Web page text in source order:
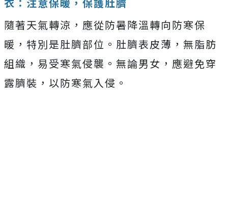
隨著天氣轉涼，應從防暑降溫轉向防寒保
暖，特別是肚臍部位。肚臍表皮薄，無脂肪
組織，易受寒氣侵襲。無論男女，應避免穿
露臍裝，以防寒氣入侵。